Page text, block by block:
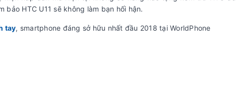
bảo HTC U11 sẽ không làm bạn hối hận.
tay, smartphone đáng sở hữu nhất đầu 2018 tại WorldPhone